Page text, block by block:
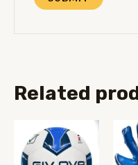
Related